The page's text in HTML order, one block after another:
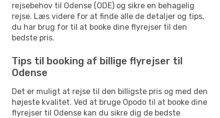
rejsebehov til Odense (ODE) og sikre en behagelig
rejse. Læs videre for at finde alle de detaljer og tips,
du har brug for til at booke dine flyrejser til den
bedste pris.
Tips til booking af billige flyrejser til
Odense
Det er muligt at rejse til den billigste pris og med den
højeste kvalitet. Ved at bruge Opodo til at booke dine
flyrejser til Odense kan du sikre dig de bedste